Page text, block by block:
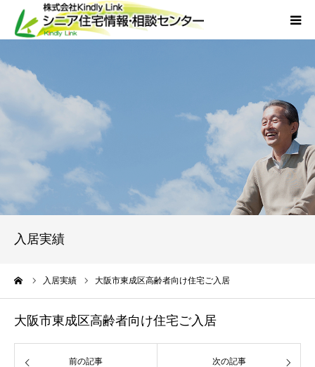
入居実績
入居実績 大阪市東成区高齢者向け住宅ご入居
大阪市東成区高齢者向け住宅ご入居
前の記事 次の記事
当社について
外国人人材採用
お問い合わせ